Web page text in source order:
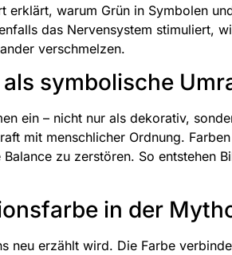
warum Grün in Symbolen
das Nervensystem stimuliert,
verschmelzen.
symbolische
ein – nicht nur als dekorativ,
mit menschlicher Ordnung.
zu zerstören. So entstehen
in der
neu erzählt wird. Die Farbe